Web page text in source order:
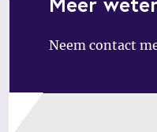
Neem contact